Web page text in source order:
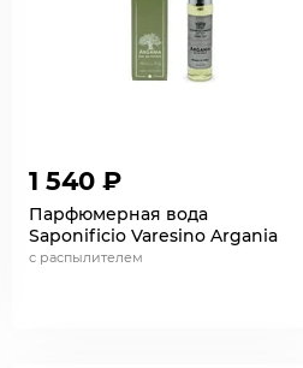
1 540 ₽
Парфюмерная вода
Saponificio Varesino Argania
с распылителем